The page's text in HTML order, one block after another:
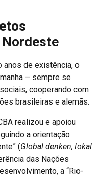
anos de existência, o
– sempre se
cooperando com
brasileiras e alemãs.
realizou e apoiou
a orientação
(Global denken, lokal
das Nações
a “Rio-